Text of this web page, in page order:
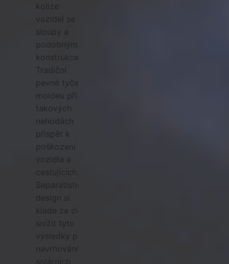
kolize
vozidel se
sloupy a
podobnými
konstrukcemi.
Tradiční
pevné tyče
moldeu při
takových
nehodách
přispět k
poškození
vozidla a
cestujících.
Separatistický
design si
klade za cíl
snížit tyto
výsledky při
navrhování
solárních